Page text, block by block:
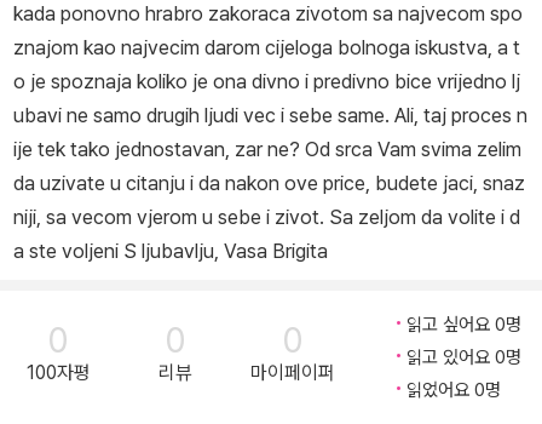
kada ponovno hrabro zakoraca zivotom sa najvecom spo
znajom kao najvecim darom cijeloga bolnoga iskustva, a t
o je spoznaja koliko je ona divno i predivno bice vrijedno lj
ubavi ne samo drugih ljudi vec i sebe same. Ali, taj proces n
ije tek tako jednostavan, zar ne? Od srca Vam svima zelim
da uzivate u citanju i da nakon ove price, budete jaci, snaz
niji, sa vecom vjerom u sebe i zivot. Sa zeljom da volite i d
a ste voljeni S ljubavlju, Vasa Brigita
0
100자평
0
리뷰
0
마이페이퍼
읽고 싶어요 0명
읽고 있어요 0명
읽었어요 0명